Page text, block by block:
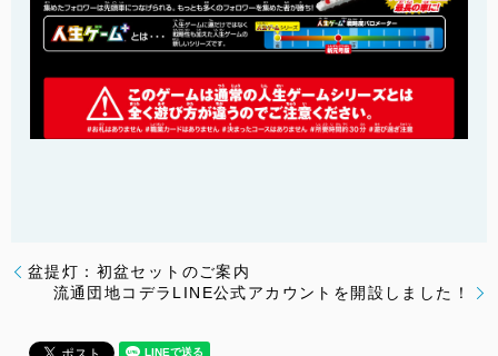
盆提灯：初盆セットのご案内
流通団地コデラLINE公式アカウントを開設しました！